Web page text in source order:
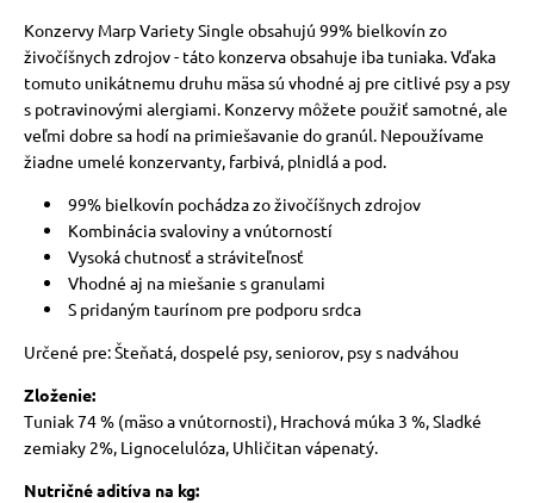
Konzervy Marp Variety Single obsahujú 99% bielkovín zo
živočíšnych zdrojov - táto konzerva obsahuje iba tuniaka. Vďaka
tomuto unikátnemu druhu mäsa sú vhodné aj pre citlivé psy a psy
s potravinovými alergiami. Konzervy môžete použiť samotné, ale
veľmi dobre sa hodí na primiešavanie do granúl. Nepoužívame
žiadne umelé konzervanty, farbivá, plnidlá a pod.
99% bielkovín pochádza zo živočíšnych zdrojov
Kombinácia svaloviny a vnútorností
Vysoká chutnosť a stráviteľnosť
Vhodné aj na miešanie s granulami
S pridaným taurínom pre podporu srdca
Určené pre: Šteňatá, dospelé psy, seniorov, psy s nadváhou
Zloženie:
Tuniak 74 % (mäso a vnútornosti), Hrachová múka 3 %, Sladké
zemiaky 2%, Lignocelulóza, Uhličitan vápenatý.
Nutričné aditíva na kg: